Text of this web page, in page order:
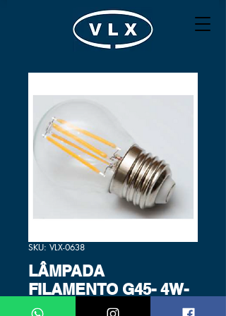
SKU: VLX-0638
LÂMPADA
FILAMENTO G45- 4W-
E14-2700K